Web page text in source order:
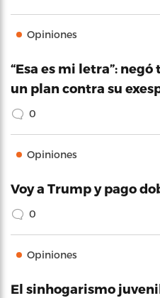
Opiniones
“Esa es mi letra”:
un plan contra su
0
Opiniones
Voy a Trump y pago
0
Opiniones
El sinhogarismo